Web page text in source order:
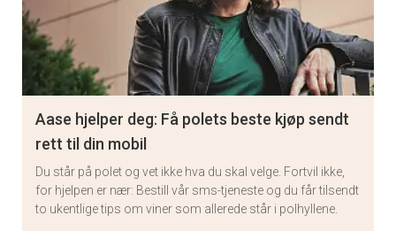
Aase hjelper deg: Få polets beste kjøp sendt
rett til din mobil
Du står på polet og vet ikke hva du skal velge. Fortvil ikke,
for hjelpen er nær: Bestill vår sms-tjeneste og du får tilsendt
to ukentlige tips om viner som allerede står i polhyllene.